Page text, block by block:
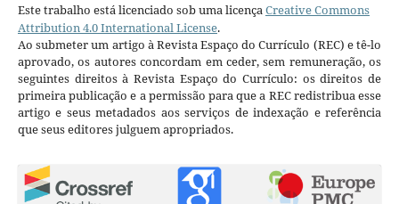
Este trabalho está licenciado sob uma licençaCreative Commons
Attribution 4.0 International License.
Ao submeter um artigo à Revista Espaço do Currículo (REC) e tê-lo
aprovado, os autores concordam em ceder, sem remuneração, os
seguintes direitos à Revista Espaço do Currículo: os direitos de
primeira publicação e a permissão para que a REC redistribua esse
artigo e seus metadados aos serviços de indexação e referência
que seus editores julguem apropriados.